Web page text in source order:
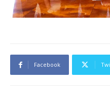
Facebook